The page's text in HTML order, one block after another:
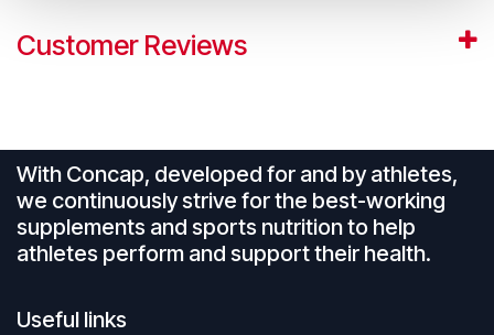
Customer Reviews
With Concap, developed for and by athletes,
we continuously strive for the best-working
supplements and sports nutrition to help
athletes perform and support their health.
Useful links